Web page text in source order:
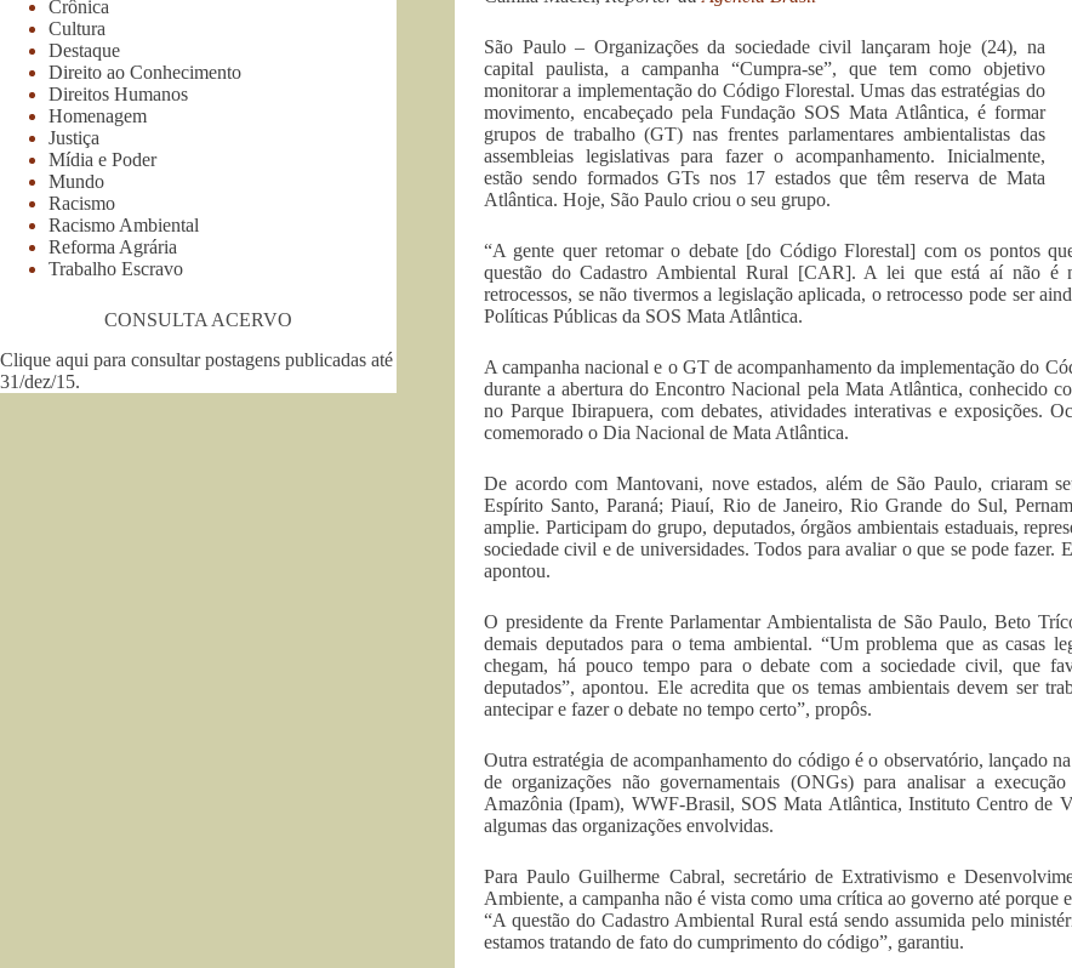
São Paulo – Organizações da sociedade civil lançaram hoje (24), na
capital paulista, a campanha “Cumpra-se”, que tem como objetivo
monitorar a implementação do Código Florestal. Umas das estratégias do
movimento, encabeçado pela Fundação SOS Mata Atlântica, é formar
grupos de trabalho (GT) nas frentes parlamentares ambientalistas das
assembleias legislativas para fazer o acompanhamento. Inicialmente,
estão sendo formados GTs nos 17 estados que têm reserva de Mata
Atlântica. Hoje, São Paulo criou o seu grupo.
“A gente quer retomar o debate [do Código Florestal] com os pontos
questão do Cadastro Ambiental Rural [CAR]. A lei que está aí não é
retrocessos, se não tivermos a legislação aplicada, o retrocesso pode ser
Políticas Públicas da SOS Mata Atlântica.
A campanha nacional e o GT de acompanhamento da implementação do
durante a abertura do Encontro Nacional pela Mata Atlântica, conhecido
no Parque Ibirapuera, com debates, atividades interativas e exposições.
comemorado o Dia Nacional de Mata Atlântica.
De acordo com Mantovani, nove estados, além de São Paulo, criaram
Espírito Santo, Paraná; Piauí, Rio de Janeiro, Rio Grande do Sul,
amplie. Participam do grupo, deputados, órgãos ambientais estaduais,
sociedade civil e de universidades. Todos para avaliar o que se pode fazer.
apontou.
O presidente da Frente Parlamentar Ambientalista de São Paulo, Beto
demais deputados para o tema ambiental. “Um problema que as casas
chegam, há pouco tempo para o debate com a sociedade civil, que
deputados”, apontou. Ele acredita que os temas ambientais devem ser
antecipar e fazer o debate no tempo certo”, propôs.
Outra estratégia de acompanhamento do código é o observatório, lançado
de organizações não governamentais (ONGs) para analisar a
Amazônia (Ipam), WWF-Brasil, SOS Mata Atlântica, Instituto Centro de
algumas das organizações envolvidas.
Para Paulo Guilherme Cabral, secretário de Extrativismo e
Ambiente, a campanha não é vista como uma crítica ao governo até porque
“A questão do Cadastro Ambiental Rural está sendo assumida pelo
estamos tratando de fato do cumprimento do código”, garantiu.
Crônica
Cultura
Destaque
Direito ao Conhecimento
Direitos Humanos
Homenagem
Justiça
Mídia e Poder
Mundo
Racismo
Racismo Ambiental
Reforma Agrária
Trabalho Escravo
CONSULTA ACERVO
Clique aqui para consultar postagens publicadas até
31/dez/15.